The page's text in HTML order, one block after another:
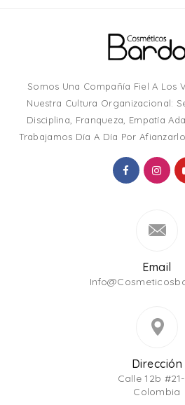
Somos Una Compañía Fiel A Los
Nuestra Cultura Organizacional:
Disciplina, Franqueza, Empatía
Trabajamos Día A Día Por
Email
Dirección
Calle 12b
Colombia